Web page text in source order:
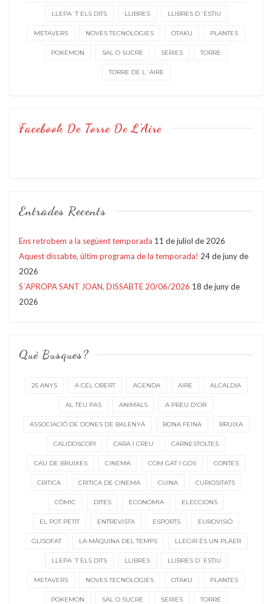
LLEPA´T ELS DITS LLIBRES LLIBRES D´ESTIU
METAVERS NOVES TECNOLOGIES OTAKU PLANTES
POKEMON SAL O SUCRE SERIES TORRE
TORRE DE L´AIRE
Facebook De Torre De L’Aire
Entrades Recents
Ens retrobem a la següent temporada 11 de juliol de 2026
Aquest dissabte, últim programa de la temporada! 24 de juny de
2026
S´APROPA SANT JOAN, DISSABTE 20/06/2026 18 de juny de
2026
Què Busques?
25 ANYS A CEL OBERT AGENDA AIRE ALCALDIA
AL TEU PAS ANIMALS A PREU D'OR
ASSOCIACIÓ DE DONES DE BALENYÀ BONA FEINA BRUIXA
CALIDOSCOPI CARA I CREU CARNESTOLTES
CAU DE BRUIXES CINEMA COM GAT I GOS CONTES
CRITICA CRITICA DE CINEMA CUINA CURIOSITATS
CÒMIC DITES ECONOMIA ELECCIONS
EL POT PETIT ENTREVISTA ESPORTS EUROVISIÓ
GLISOFAT LA MÀQUINA DEL TEMPS LLEGIR ÉS UN PLAER
LLEPA´T ELS DITS LLIBRES LLIBRES D´ESTIU
METAVERS NOVES TECNOLOGIES OTAKU PLANTES
POKEMON SAL O SUCRE SERIES TORRE